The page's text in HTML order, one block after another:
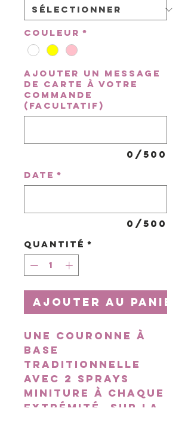
Couleur *
Ajouter un message
de carte à votre
commande
(facultatif)
0/500
Date *
0/500
Quantité *
Ajouter au panier
Une couronne à
base
traditionnelle
avec 2 sprays
miniture à chaque
extrémité. Sur la